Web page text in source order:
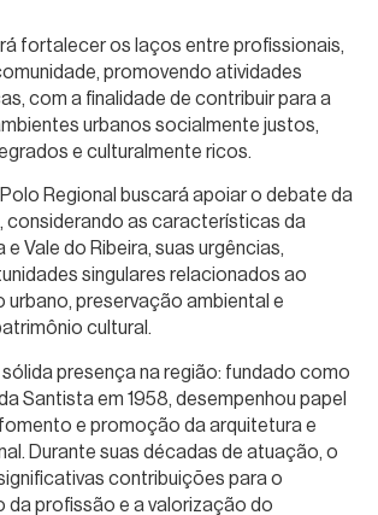
fortalecer os laços entre profissionais,
promovendo atividades
com a finalidade de contribuir para a
urbanos socialmente justos,
e culturalmente ricos.
Regional buscará apoiar o debate da
considerando as características da
Vale do Ribeira, suas urgências,
singulares relacionados ao
urbano, preservação ambiental e
cultural.
presença na região: fundado como
Santista em 1958, desempenhou papel
e promoção da arquitetura e
Durante suas décadas de atuação, o
contribuições para o
da profissão e a valorização do